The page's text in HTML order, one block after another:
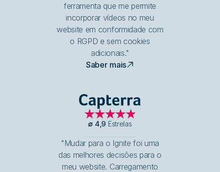
ferramenta que me permite
incorporar vídeos no meu
website em conformidade com
o RGPD e sem cookies
adicionais."
Saber mais
Capterra
∅ 4,9 Estrelas
"Mudar para o Ignite foi uma
das melhores decisões para o
meu website. Carregamento